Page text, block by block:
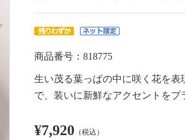
商品番号：818775
生い茂る葉っぱの中に咲く花を
で、装いに新鮮なアクセントをプ
¥7,920 （税込）